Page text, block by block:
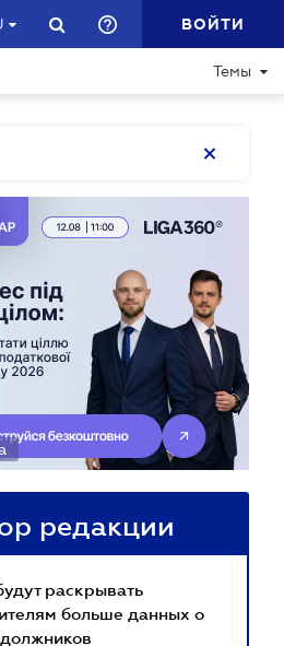
ВОЙТИ
Темы
редакции
раскрывать
больше данных о